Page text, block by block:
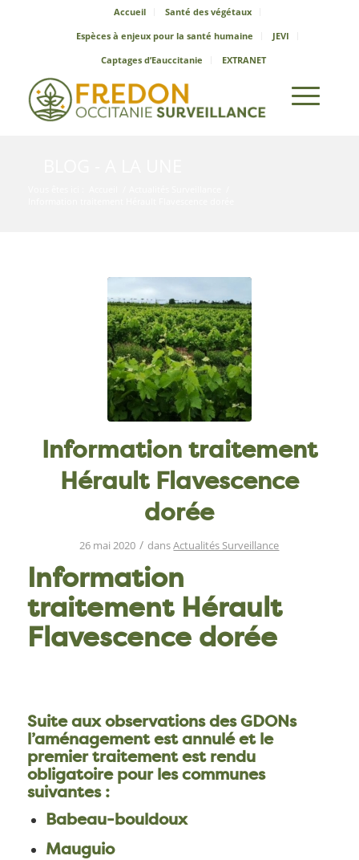
Accueil
Santé des végétaux
Espèces à enjeux pour la santé humaine
JEVI
Captages d’Eauccitanie
EXTRANET
Information traitement
Hérault Flavescence
dorée
26 mai 2020 / dansActualités Surveillance
Information
traitement Hérault
Flavescence dorée
Suite aux observations des GDONs
l’aménagement est annulé et le
premier traitement estrendu
obligatoirepour les communes
suivantes :
Babeau-bouldoux
Mauguio